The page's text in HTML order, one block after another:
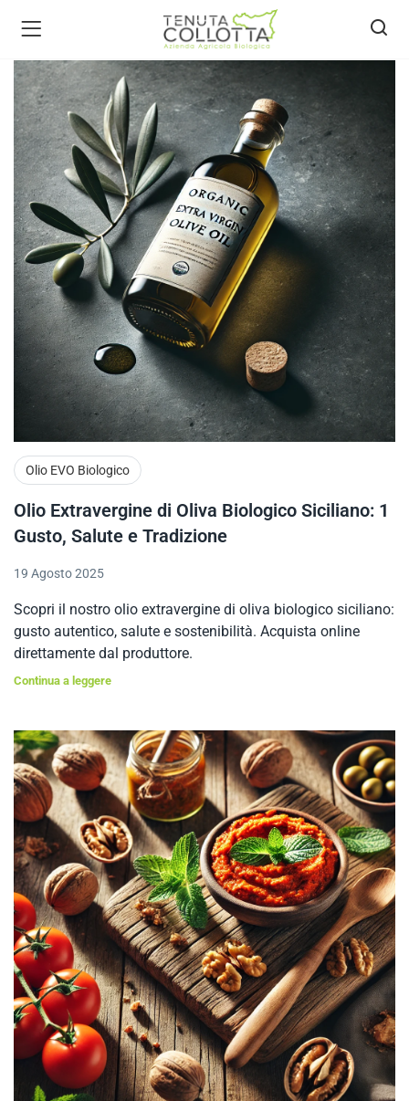
bio )
Olio EVO Biologico
Olio Extravergine di Oliva Biologico Siciliano: 1
Gusto, Salute e Tradizione
19 Agosto 2025
Scopri il nostro olio extravergine di oliva biologico siciliano:
gusto autentico, salute e sostenibilità. Acquista online
direttamente dal produttore.
Continua a leggere